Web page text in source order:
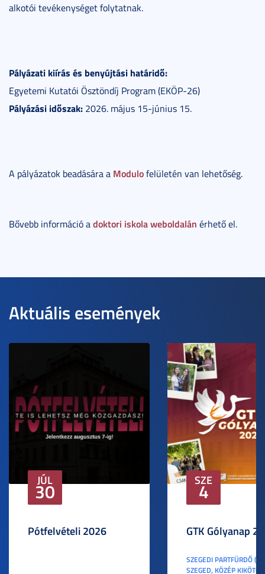
alkotói tevékenységet folytatnak.
Pályázati kiírás és benyújtási határidő:
Egyetemi Kutatói Ösztöndíj Program (EKÖP-26)
Pályázási időszak: 2026. május 15-június 15.
A pályázatok beadására a Modulofelületén van lehetőség.
Bővebb információ adoktori iskola weboldalán érhető el.
Aktuális események
JÚL
30
Pótfelvételi 2026
SZE
4
GTK Gólyanap
SZEGEDI PARTFÜRDŐ
SZEGED, KÖZÉP KIKÖTŐ